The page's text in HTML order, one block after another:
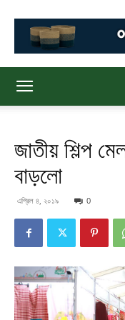
জাতীয় শিল্প
বাড়লো
এপ্রিল ৪, ২০১৯ 0